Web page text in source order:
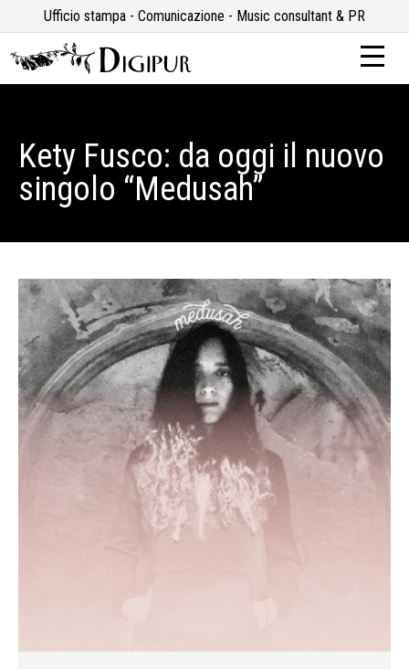
Ufficio stampa - Comunicazione - Music consultant & PR
Kety Fusco: da oggi il nuovo
singolo “Medusah”